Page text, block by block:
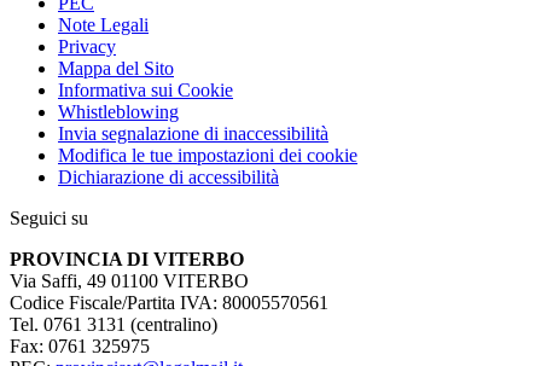
Note Legali
Privacy
Mappa del Sito
Informativa sui Cookie
Whistleblowing
Invia segnalazione di inaccessibilità
Modifica le tue impostazioni dei cookie
Dichiarazione di accessibilità
Seguici su
PROVINCIA DI VITERBO
Via Saffi, 49 01100 VITERBO
Codice Fiscale/Partita IVA: 80005570561
Tel. 0761 3131 (centralino)
Fax: 0761 325975